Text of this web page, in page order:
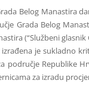
Belog Manastira
Grada Belog
(“Službeni
je sukladno
područje Republike
za izradu